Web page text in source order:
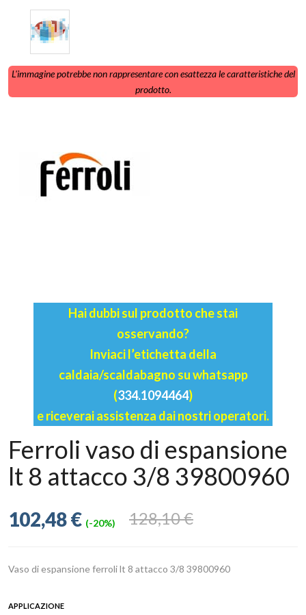
L'immagine potrebbe non rappresentare con esattezza le caratteristiche del
prodotto.
Hai dubbi sul prodotto che stai
osservando?
Inviaci l’etichetta della
caldaia/scaldabagno su whatsapp
(334.1094464)
e riceverai assistenza dai nostri operatori.
Ferroli vaso di espansione
lt 8 attacco 3/8 39800960
128,10 €
102,48 € (-20%)
Vaso di espansione ferroli lt 8 attacco 3/8 39800960
APPLICAZIONE